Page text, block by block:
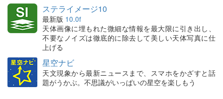
ステライメージ10
最新版 10.0f
天体画像に埋もれた微細な情報を最大限に引き出し、
不要なノイズは徹底的に除去して美しい天体写真に仕
上げる
星空ナビ
天文現象から最新ニュースまで、スマホをかざすと話
題がうかぶ。不思議がいっぱいの星空を楽しもう